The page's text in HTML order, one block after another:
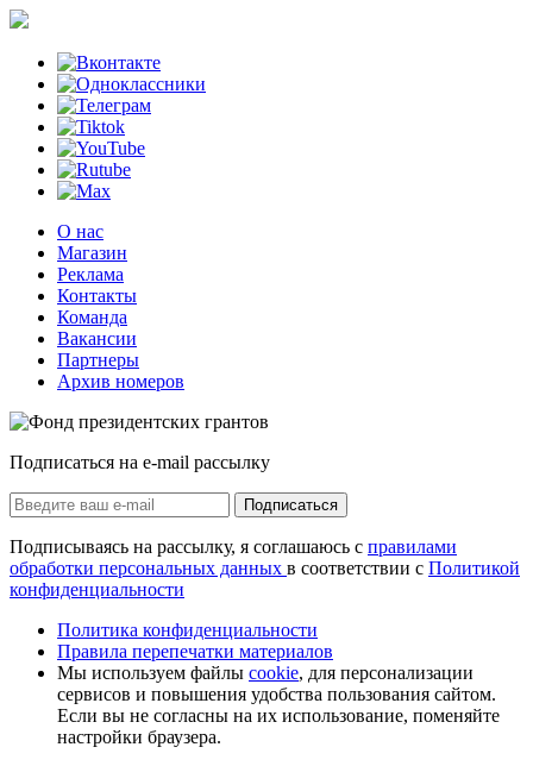
О нас
Магазин
Реклама
Контакты
Команда
Вакансии
Партнеры
Архив номеров
Подписаться на e-mail рассылку
Подписаться
Подписываясь на рассылку, я соглашаюсь с правилами
обработки персональных данных в соответствии с Политикой
конфиденциальности
Политика конфиденциальности
Правила перепечатки материалов
Мы используем файлы cookie, для персонализации
сервисов и повышения удобства пользования сайтом.
Если вы не согласны на их использование, поменяйте
настройки браузера.